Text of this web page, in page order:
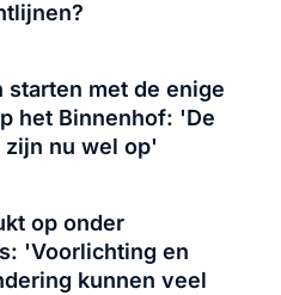
starten met de enige
het Binnenhof: 'De
nu wel op'
op onder
'Voorlichting en
kunnen veel